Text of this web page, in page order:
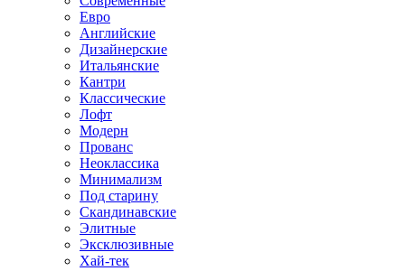
Евро
Английские
Дизайнерские
Итальянские
Кантри
Классические
Лофт
Модерн
Прованс
Неоклассика
Минимализм
Под старину
Скандинавские
Элитные
Эксклюзивные
Хай-тек